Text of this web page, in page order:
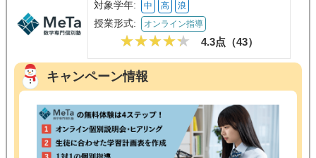
対象学年: 中 高 浪
授業形式: オンライン指導
4.3点（43）
キャンペーン情報